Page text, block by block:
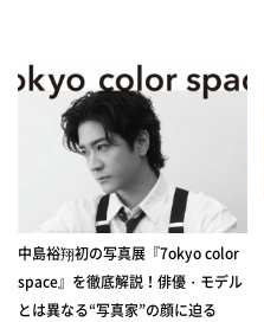
中島裕翔初の写真展『7okyo color
space』を徹底解説！俳優・モデル
とは異なる“写真家”の顔に迫る